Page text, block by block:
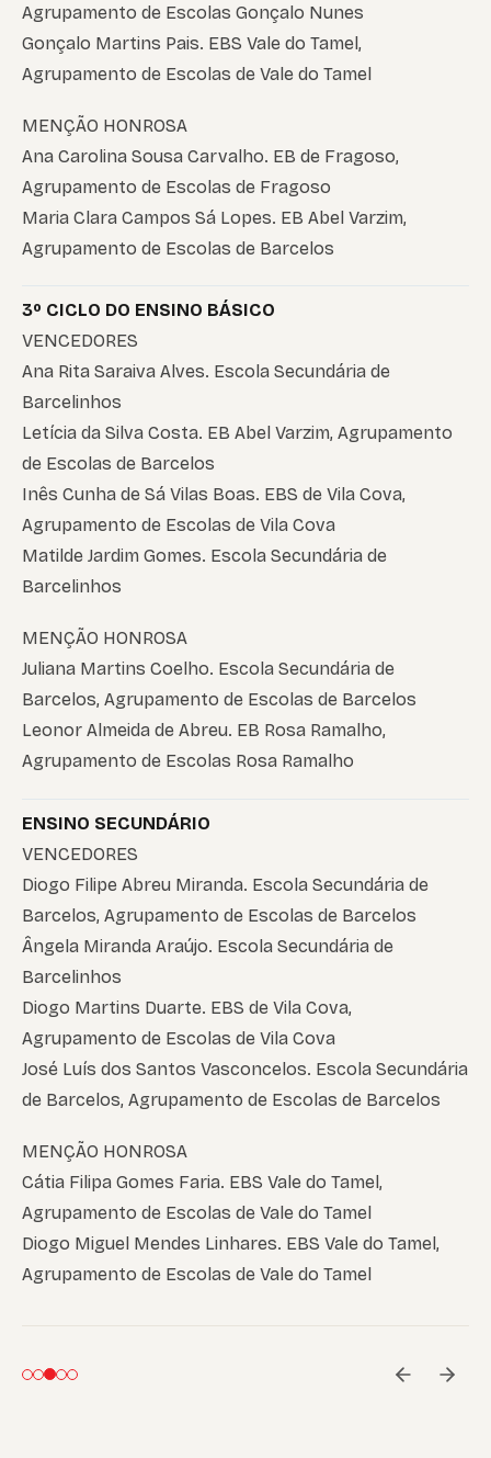
Agrupamento de Escolas Gonçalo Nunes
Gonçalo Martins Pais. EBS Vale do Tamel,
Agrupamento de Escolas de Vale do Tamel
MENÇÃO HONROSA
Ana Carolina Sousa Carvalho. EB de Fragoso,
Agrupamento de Escolas de Fragoso
Maria Clara Campos Sá Lopes. EB Abel Varzim,
Agrupamento de Escolas de Barcelos
3º CICLO DO ENSINO BÁSICO
VENCEDORES
Ana Rita Saraiva Alves. Escola Secundária de
Barcelinhos
Letícia da Silva Costa. EB Abel Varzim, Agrupamento
de Escolas de Barcelos
Inês Cunha de Sá Vilas Boas. EBS de Vila Cova,
Agrupamento de Escolas de Vila Cova
Matilde Jardim Gomes. Escola Secundária de
Barcelinhos
MENÇÃO HONROSA
Juliana Martins Coelho. Escola Secundária de
Barcelos, Agrupamento de Escolas de Barcelos
Leonor Almeida de Abreu. EB Rosa Ramalho,
Agrupamento de Escolas Rosa Ramalho
ENSINO SECUNDÁRIO
VENCEDORES
Diogo Filipe Abreu Miranda. Escola Secundária de
Barcelos, Agrupamento de Escolas de Barcelos
Ângela Miranda Araújo. Escola Secundária de
Barcelinhos
Diogo Martins Duarte. EBS de Vila Cova,
Agrupamento de Escolas de Vila Cova
José Luís dos Santos Vasconcelos. Escola Secundária
de Barcelos, Agrupamento de Escolas de Barcelos
MENÇÃO HONROSA
Cátia Filipa Gomes Faria. EBS Vale do Tamel,
Agrupamento de Escolas de Vale do Tamel
Diogo Miguel Mendes Linhares. EBS Vale do Tamel,
Agrupamento de Escolas de Vale do Tamel